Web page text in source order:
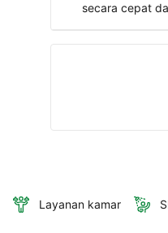
secara cepat
Layanan kamar